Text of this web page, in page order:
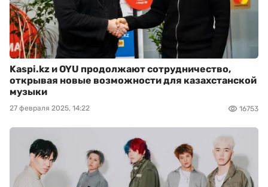
Kaspi.kz и OYU продолжают сотрудничество,
открывая новые возможности для казахстанской
музыки
27 февраля 2025, 14:22 16753